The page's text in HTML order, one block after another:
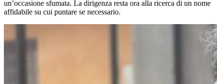
un’occasione sfumata. La dirigenza resta ora alla ricerca di un nome
affidabile su cui puntare se necessario.